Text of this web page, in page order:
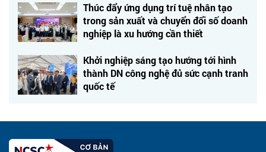
Thúc đẩy ứng dụng trí tuệ nhân tạo
trong sản xuất và chuyển đổi số doanh
nghiệp là xu hướng cần thiết
Khởi nghiệp sáng tạo hướng tới hình
thành DN công nghệ đủ sức cạnh tranh
quốc tế